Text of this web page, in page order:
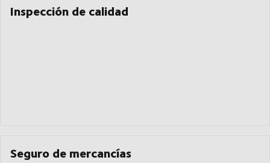
Inspección de calidad
Seguro de mercancías